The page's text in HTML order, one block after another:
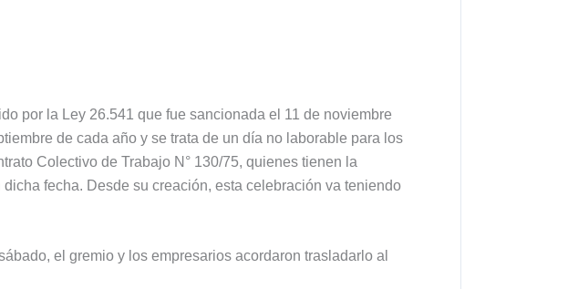
por la Ley 26.541 que fue sancionada el 11 de noviembre
de cada año y se trata de un día no laborable para los
Colectivo de Trabajo N° 130/75, quienes tienen la
fecha. Desde su creación, esta celebración va teniendo
el gremio y los empresarios acordaron trasladarlo al